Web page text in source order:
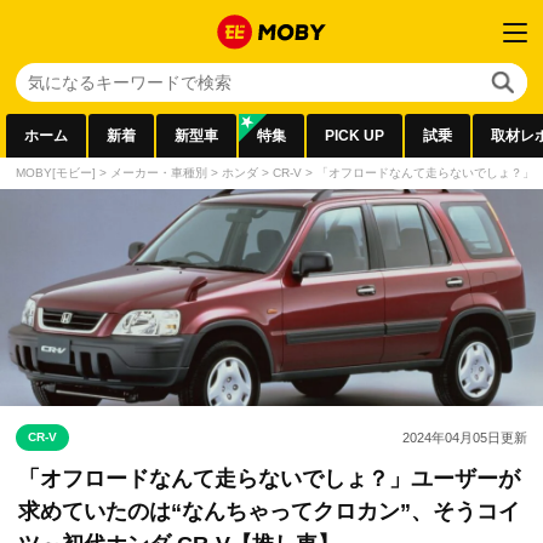
ホーム 新着 新型車 特集 PICK UP 試乗 取材レ
MOBY[モビー] > メーカー・車種別 > ホンダ > CR-V > 「オフロードなんて走らないでしょ？
CR-V 2024年04月05日更新
「オフロードなんて走らないでしょ？」ユーザーが
求めていたのは“なんちゃってクロカン”、そうコイ